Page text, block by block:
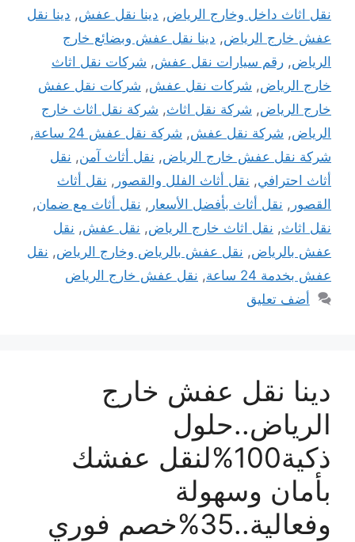
نقل اثاث داخل وخارج الرياض, دينا نقل عفش, دينا نقل
عفش خارج الرياض, دينا نقل عفش وبضائع خارج
الرياض, رقم سيارات نقل عفش, شركات نقل اثاث
خارج الرياض, شركات نقل عفش, شركات نقل عفش
خارج الرياض, شركة نقل اثاث, شركة نقل اثاث خارج
الرياض, شركة نقل عفش, شركة نقل عفش 24 ساعة
,
شركة نقل عفش خارج الرياض, نقل أثاث آمن, نقل
أثاث احترافي, نقل أثاث الفلل والقصور , نقل أثاث
القصور , نقل أثاث بأفضل الأسعار , نقل أثاث مع ضمان,
نقل اثاث, نقل اثاث خارج الرياض, نقل عفش, نقل
عفش بالرياض, نقل عفش بالرياض وخارج الرياض, نقل
عفش بخدمة 24 ساعة
, نقل عفش خارج الرياض
أضف تعليق
دينا نقل عفش خارج
الرياض..حلول
ذكية100%لنقل عفشك
بأمان وسهولة
وفعالية..35%خصم فوري